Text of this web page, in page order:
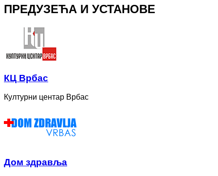
ПРЕДУЗЕЋА И УСТАНОВЕ
КЦ Врбас
Културни центар Врбас
Дом здравља